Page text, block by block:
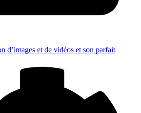
d’images et de vidéos et son parfait